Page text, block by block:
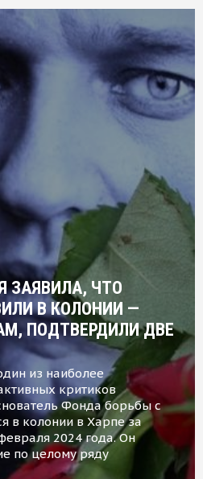
ЗАЯВИЛА, ЧТО
В КОЛОНИИ —
ПОДТВЕРДИЛИ ДВЕ
из наиболее
критиков
Фонда борьбы с
в колонии в Харпе за
2024 года. Он
по целому ряду